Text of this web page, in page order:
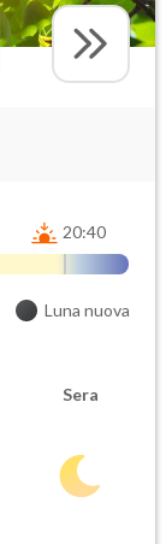
20:40
Luna nuova
Sera